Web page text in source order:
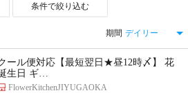
条件で絞り込む
期間
ール便対応【最短翌日★昼12時〆】 花
生日 ギ…
FlowerKitchenJIYUGAOKA